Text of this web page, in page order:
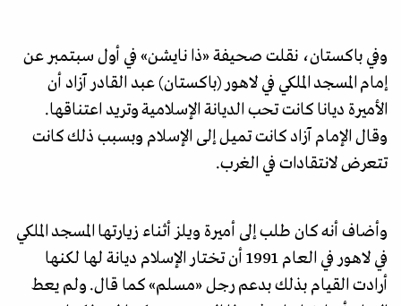
وفي باكستان، نقلت صحيفة «ذا نايشن» في أول سبتمبر عن
إمام المسجد الملكي في لاهور (باكستان) عبد القادر آزاد أن
الأميرة ديانا كانت تحب الديانة الإسلامية وتريد اعتناقها.
وقال الإمام آزاد کانت تمیل إلی الإسلام وبسبب ذلك كانت
تتعرض لانتقادات في الغرب.
وأضاف أنه كان طلب إلى أميرة ويلز أثناء زيارتها المسجد الملكي
في لاهور في العام 1991 أن تختار الإسلام ديانة لها لكنها
أرادت القيام بذلك بدعم رجل «مسلم» كما قال. ولم يعط